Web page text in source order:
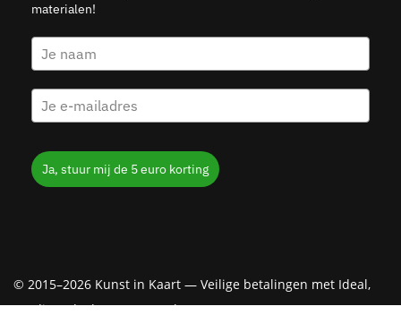
materialen!
Ja, stuur mij de 5 euro korting
© 2015–2026 Kunst in Kaart — Veilige betalingen met Ideal,
Creditcard, Klarna & PayPal